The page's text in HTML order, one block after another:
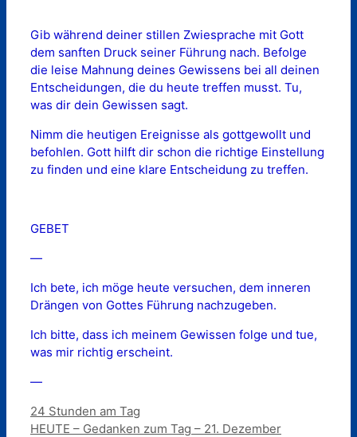
Gib während deiner stillen Zwiesprache mit Gott
dem sanften Druck seiner Führung nach. Befolge
die leise Mahnung deines Gewissens bei all deinen
Entscheidungen, die du heute treffen musst. Tu,
was dir dein Gewissen sagt.
Nimm die heutigen Ereignisse als gottgewollt und
befohlen. Gott hilft dir schon die richtige Einstellung
zu finden und eine klare Entscheidung zu treffen.
GEBET
—
Ich bete, ich möge heute versuchen, dem inneren
Drängen von Gottes Führung nachzugeben.
Ich bitte, dass ich meinem Gewissen folge und tue,
was mir richtig erscheint.
—
Kategorien
24 Stunden am Tag
HEUTE – Gedanken zum Tag – 21. Dezember